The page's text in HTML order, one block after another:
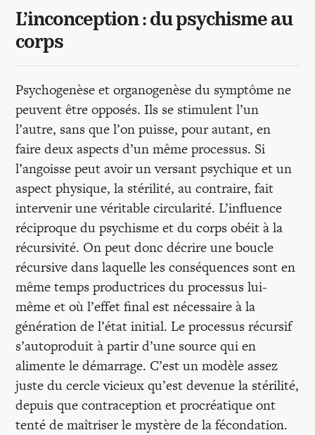
L’inconception : du psychisme au
corps
Psychogenèse et organogenèse du symptôme ne
peuvent être opposés. Ils se stimulent l’un
l’autre, sans que l’on puisse, pour autant, en
faire deux aspects d’un même processus. Si
l’angoisse peut avoir un versant psychique et un
aspect physique, la stérilité, au contraire, fait
intervenir une véritable circularité. L’influence
réciproque du psychisme et du corps obéit à la
récursivité. On peut donc décrire une boucle
récursive dans laquelle les conséquences sont en
même temps productrices du processus lui-
même et où l’effet final est nécessaire à la
génération de l’état initial. Le processus récursif
s’autoproduit à partir d’une source qui en
alimente le démarrage. C’est un modèle assez
juste du cercle vicieux qu’est devenue la stérilité,
depuis que contraception et procréatique ont
tenté de maîtriser le mystère de la fécondation.